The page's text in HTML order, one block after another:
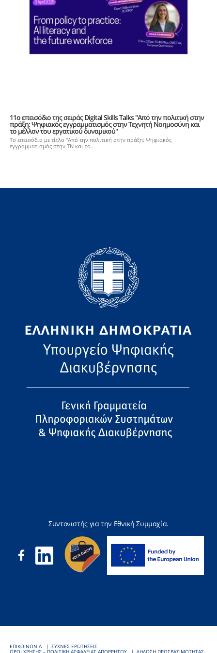
11ο επεισόδιο της σειράς Digital Skills Talks "Από την πολιτική στην
πράξη: Ψηφιακός εγγραμματισμός στην Τεχνητή Νοημοσύνη και
το μέλλον του εργατικού δυναμικού"
Το επεισόδιο με τίτλο "Από την πολιτική στην πράξη: Ψηφιακός
εγγραμματισμός στην ΤΝ και το...
Συντονιστής για την Εθνική Συμμαχία.
ΕΠΙΚΟΙΝΩΝΙΑ
ΣΥΧΝΕΣ ΕΡΩΤΗΣΕΙΣ